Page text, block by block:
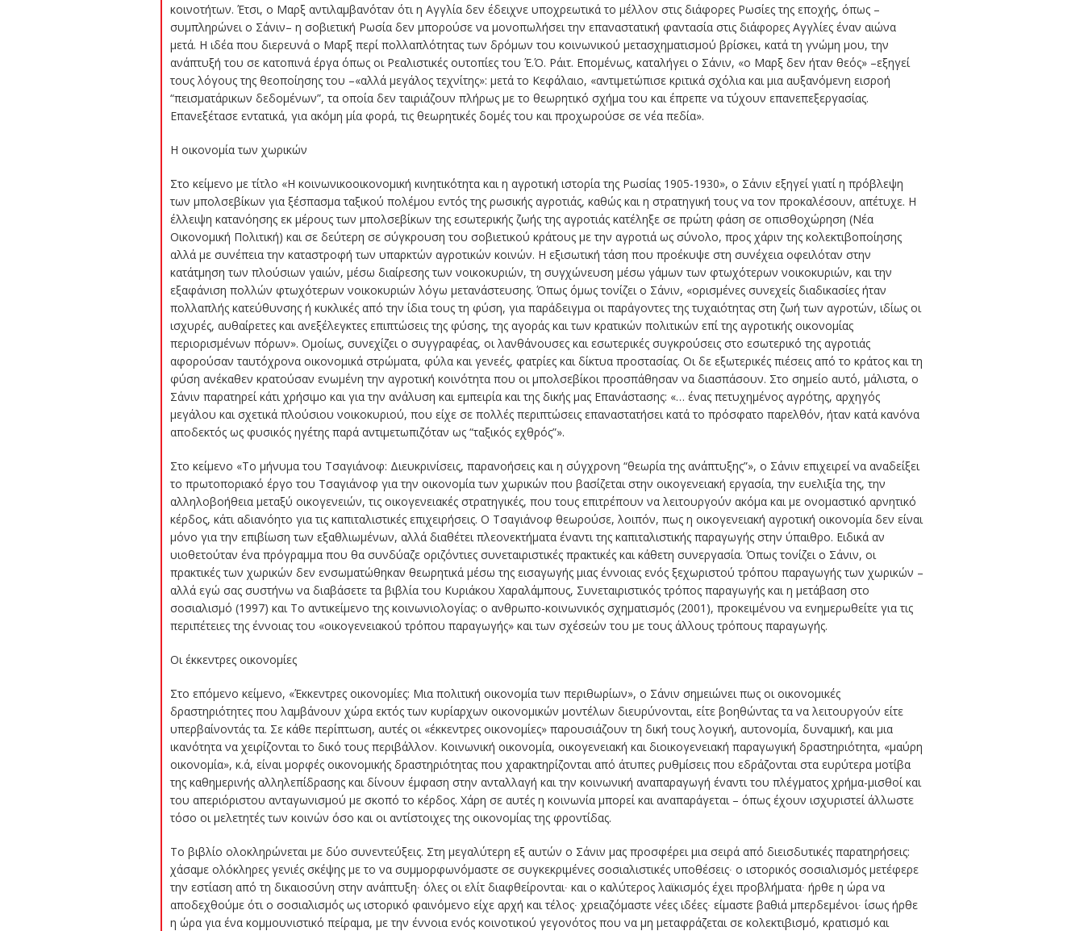
κοινοτήτων. Έτσι, ο Μαρξ αντιλαμβανόταν ότι η Αγγλία δεν έδειχνε υποχρεωτικά το μέλλον στις διάφορες Ρωσίες της εποχής, όπως –
συμπληρώνει ο Σάνιν– η σοβιετική Ρωσία δεν μπορούσε να μονοπωλήσει την επαναστατική φαντασία στις διάφορες Αγγλίες έναν αιώνα
μετά. Η ιδέα που διερευνά ο Μαρξ περί πολλαπλότητας των δρόμων του κοινωνικού μετασχηματισμού βρίσκει, κατά τη γνώμη μου, την
ανάπτυξή του σε κατοπινά έργα όπως οι Ρεαλιστικές ουτοπίες του Έ.Ό. Ράιτ. Επομένως, καταλήγει ο Σάνιν, «ο Μαρξ δεν ήταν θεός» –εξηγεί
τους λόγους της θεοποίησης του –«αλλά μεγάλος τεχνίτης»: μετά το Κεφάλαιο, «αντιμετώπισε κριτικά σχόλια και μια αυξανόμενη εισροή
“πεισματάρικων δεδομένων”, τα οποία δεν ταιριάζουν πλήρως με το θεωρητικό σχήμα του και έπρεπε να τύχουν επανεπεξεργασίας.
Επανεξέτασε εντατικά, για ακόμη μία φορά, τις θεωρητικές δομές του και προχωρούσε σε νέα πεδία».
Η οικονομία των χωρικών
Στο κείμενο με τίτλο «Η κοινωνικοοικονομική κινητικότητα και η αγροτική ιστορία της Ρωσίας 1905-1930», ο Σάνιν εξηγεί γιατί η πρόβλεψη
των μπολσεβίκων για ξέσπασμα ταξικού πολέμου εντός της ρωσικής αγροτιάς, καθώς και η στρατηγική τους να τον προκαλέσουν, απέτυχε. Η
έλλειψη κατανόησης εκ μέρους των μπολσεβίκων της εσωτερικής ζωής της αγροτιάς κατέληξε σε πρώτη φάση σε οπισθοχώρηση (Νέα
Οικονομική Πολιτική) και σε δεύτερη σε σύγκρουση του σοβιετικού κράτους με την αγροτιά ως σύνολο, προς χάριν της κολεκτιβοποίησης
αλλά με συνέπεια την καταστροφή των υπαρκτών αγροτικών κοινών. Η εξισωτική τάση που προέκυψε στη συνέχεια οφειλόταν στην
κατάτμηση των πλούσιων γαιών, μέσω διαίρεσης των νοικοκυριών, τη συγχώνευση μέσω γάμων των φτωχότερων νοικοκυριών, και την
εξαφάνιση πολλών φτωχότερων νοικοκυριών λόγω μετανάστευσης. Όπως όμως τονίζει ο Σάνιν, «ορισμένες συνεχείς διαδικασίες ήταν
πολλαπλής κατεύθυνσης ή κυκλικές από την ίδια τους τη φύση, για παράδειγμα οι παράγοντες της τυχαιότητας στη ζωή των αγροτών, ιδίως οι
ισχυρές, αυθαίρετες και ανεξέλεγκτες επιπτώσεις της φύσης, της αγοράς και των κρατικών πολιτικών επί της αγροτικής οικονομίας
περιορισμένων πόρων». Ομοίως, συνεχίζει ο συγγραφέας, οι λανθάνουσες και εσωτερικές συγκρούσεις στο εσωτερικό της αγροτιάς
αφορούσαν ταυτόχρονα οικονομικά στρώματα, φύλα και γενεές, φατρίες και δίκτυα προστασίας. Οι δε εξωτερικές πιέσεις από το κράτος και τη
φύση ανέκαθεν κρατούσαν ενωμένη την αγροτική κοινότητα που οι μπολσεβίκοι προσπάθησαν να διασπάσουν. Στο σημείο αυτό, μάλιστα, ο
Σάνιν παρατηρεί κάτι χρήσιμο και για την ανάλυση και εμπειρία και της δικής μας Επανάστασης: «… ένας πετυχημένος αγρότης, αρχηγός
μεγάλου και σχετικά πλούσιου νοικοκυριού, που είχε σε πολλές περιπτώσεις επαναστατήσει κατά το πρόσφατο παρελθόν, ήταν κατά κανόνα
αποδεκτός ως φυσικός ηγέτης παρά αντιμετωπιζόταν ως “ταξικός εχθρός”».
Στο κείμενο «Το μήνυμα του Τσαγιάνοφ: Διευκρινίσεις, παρανοήσεις και η σύγχρονη “θεωρία της ανάπτυξης”», ο Σάνιν επιχειρεί να αναδείξει
το πρωτοποριακό έργο του Τσαγιάνοφ για την οικονομία των χωρικών που βασίζεται στην οικογενειακή εργασία, την ευελιξία της, την
αλληλοβοήθεια μεταξύ οικογενειών, τις οικογενειακές στρατηγικές, που τους επιτρέπουν να λειτουργούν ακόμα και με ονομαστικό αρνητικό
κέρδος, κάτι αδιανόητο για τις καπιταλιστικές επιχειρήσεις. Ο Τσαγιάνοφ θεωρούσε, λοιπόν, πως η οικογενειακή αγροτική οικονομία δεν είναι
μόνο για την επιβίωση των εξαθλιωμένων, αλλά διαθέτει πλεονεκτήματα έναντι της καπιταλιστικής παραγωγής στην ύπαιθρο. Ειδικά αν
υιοθετούταν ένα πρόγραμμα που θα συνδύαζε οριζόντιες συνεταιριστικές πρακτικές και κάθετη συνεργασία. Όπως τονίζει ο Σάνιν, οι
πρακτικές των χωρικών δεν ενσωματώθηκαν θεωρητικά μέσω της εισαγωγής μιας έννοιας ενός ξεχωριστού τρόπου παραγωγής των χωρικών –
αλλά εγώ σας συστήνω να διαβάσετε τα βιβλία του Κυριάκου Χαραλάμπους, Συνεταιριστικός τρόπος παραγωγής και η μετάβαση στο
σοσιαλισμό (1997) και Το αντικείμενο της κοινωνιολογίας: ο ανθρωπο-κοινωνικός σχηματισμός (2001), προκειμένου να ενημερωθείτε για τις
περιπέτειες της έννοιας του «οικογενειακού τρόπου παραγωγής» και των σχέσεών του με τους άλλους τρόπους παραγωγής.
Οι έκκεντρες οικονομίες
Στο επόμενο κείμενο, «Έκκεντρες οικονομίες: Μια πολιτική οικονομία των περιθωρίων», ο Σάνιν σημειώνει πως οι οικονομικές
δραστηριότητες που λαμβάνουν χώρα εκτός των κυρίαρχων οικονομικών μοντέλων διευρύνονται, είτε βοηθώντας τα να λειτουργούν είτε
υπερβαίνοντάς τα. Σε κάθε περίπτωση, αυτές οι «έκκεντρες οικονομίες» παρουσιάζουν τη δική τους λογική, αυτονομία, δυναμική, και μια
ικανότητα να χειρίζονται το δικό τους περιβάλλον. Κοινωνική οικονομία, οικογενειακή και διοικογενειακή παραγωγική δραστηριότητα, «μαύρη
οικονομία», κ.ά, είναι μορφές οικονομικής δραστηριότητας που χαρακτηρίζονται από άτυπες ρυθμίσεις που εδράζονται στα ευρύτερα μοτίβα
της καθημερινής αλληλεπίδρασης και δίνουν έμφαση στην ανταλλαγή και την κοινωνική αναπαραγωγή έναντι του πλέγματος χρήμα-μισθοί και
του απεριόριστου ανταγωνισμού με σκοπό το κέρδος. Χάρη σε αυτές η κοινωνία μπορεί και αναπαράγεται – όπως έχουν ισχυριστεί άλλωστε
τόσο οι μελετητές των κοινών όσο και οι αντίστοιχες της οικονομίας της φροντίδας.
Το βιβλίο ολοκληρώνεται με δύο συνεντεύξεις. Στη μεγαλύτερη εξ αυτών ο Σάνιν μας προσφέρει μια σειρά από διεισδυτικές παρατηρήσεις:
χάσαμε ολόκληρες γενιές σκέψης με το να συμμορφωνόμαστε σε συγκεκριμένες σοσιαλιστικές υποθέσεις∙ ο ιστορικός σοσιαλισμός μετέφερε
την εστίαση από τη δικαιοσύνη στην ανάπτυξη∙ όλες οι ελίτ διαφθείρονται∙ και ο καλύτερος λαϊκισμός έχει προβλήματα∙ ήρθε η ώρα να
αποδεχθούμε ότι ο σοσιαλισμός ως ιστορικό φαινόμενο είχε αρχή και τέλος∙ χρειαζόμαστε νέες ιδέες∙ είμαστε βαθιά μπερδεμένοι∙ ίσως ήρθε
η ώρα για ένα κομμουνιστικό πείραμα, με την έννοια ενός κοινοτικού γεγονότος που να μη μεταφράζεται σε κολεκτιβισμό, κρατισμό και